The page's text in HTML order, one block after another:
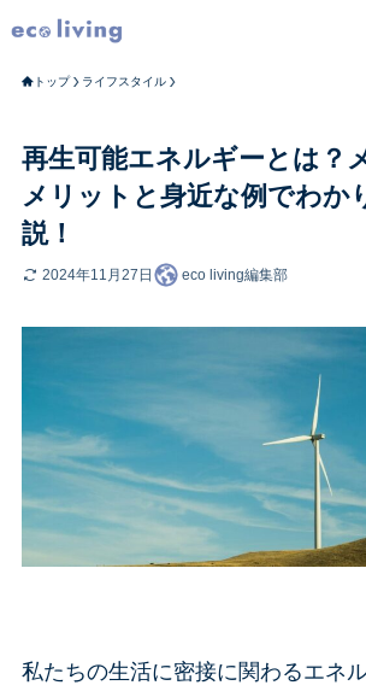
トップ ライフスタイル
再生可能エネルギーとは？
メリットと身近な例でわか
説！
2024年11月27日 eco living編集部
私たちの生活に密接に関わるエネ